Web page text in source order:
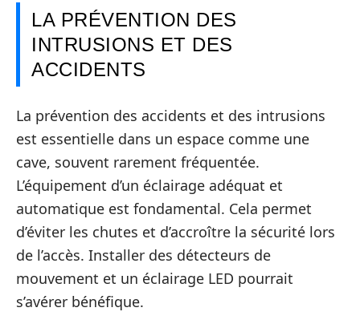
LA PRÉVENTION DES
INTRUSIONS ET DES
ACCIDENTS
La prévention des accidents et des intrusions
est essentielle dans un espace comme une
cave, souvent rarement fréquentée.
L’équipement d’un éclairage adéquat et
automatique est fondamental. Cela permet
d’éviter les chutes et d’accroître la sécurité lors
de l’accès. Installer des détecteurs de
mouvement et un éclairage LED pourrait
s’avérer bénéfique.